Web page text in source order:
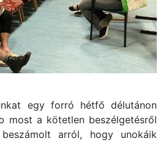
egy forró hétfő délutánon
most a kötetlen beszélgetésről
arról, hogy unokáik